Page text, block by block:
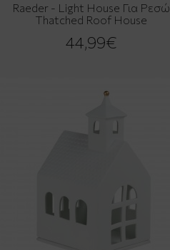
Raeder - Light House Για Ρεσώ
Thatched Roof House
44,99€